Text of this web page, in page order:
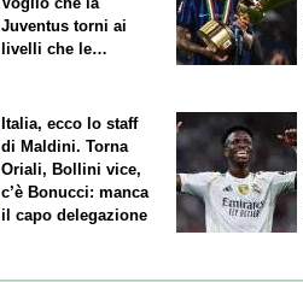
Juventus torni ai
livelli che le
Italia, ecco lo staff
di Maldini. Torna
Oriali, Bollini vice,
c’è Bonucci: manca
il capo delegazione